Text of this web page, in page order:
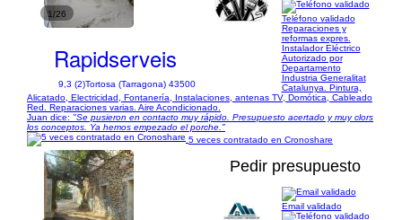
1/26
Rapidserveis
9,3 (2)Tortosa (Tarragona) 43500
Teléfono validado
Reparaciones y
reformas expres.
Instalador Eléctrico
Autorizado por
Departamento
Industria Generalitat
Catalunya. Pintura,
Alicatado, Electricidad, Fontanería, Instalaciones, antenas TV, Domótica, Cableado
Red. Reparaciones varias. Aire Acondicionado.
Juan dice: "Se pusieron en contacto muy rápido. Presupuesto acertado y muy clors
los conceptos. Ya hemos empezado el porche."
5 veces contratado en Cronoshare
Pedir presupuesto
Email validado